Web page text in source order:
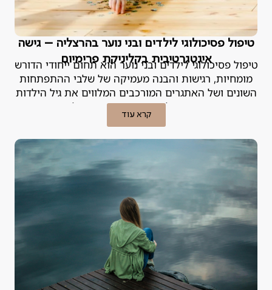
טיפול פסיכולוגי לילדים ובני נוער בהרצליה – גישה
אינטגרטיבית בקליניקת פרימיום
טיפול פסיכולוגי לילדים ובני נוער הוא תחום ייחודי הדורש
מומחיות, רגישות והבנה מעמיקה של שלבי ההתפתחות
השונים ושל האתגרים המורכבים המלווים את גיל הילדות
וההתבגרות. הפסיכולוגית האחראית במנטליקס מסבירה.
קרא עוד